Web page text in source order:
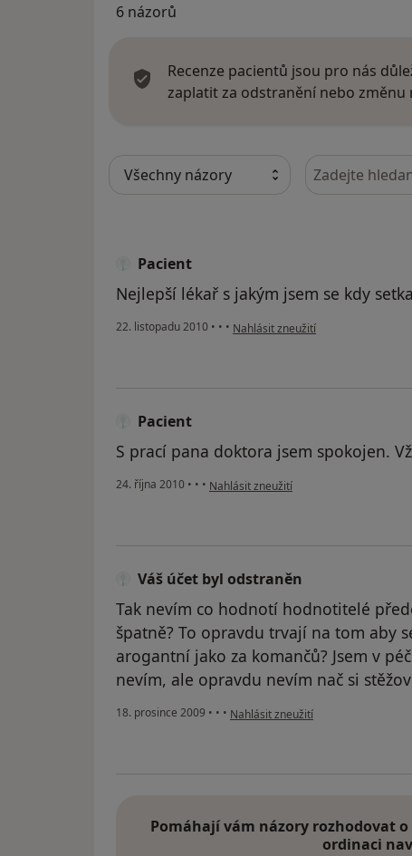
6 názorů
Recenze pacientů jsou pro nás
zaplatit za odstranění nebo změnu
Hledejte v
Pacient
Nejlepší lékař s jakým jsem se kdy
22. listopadu 2010 • • • podle názoru uživatele Pacient
Nahlásit zneužití
Pacient
S prací pana doktora jsem spokojen.
24. října 2010 • • • podle názoru uživatele Pacient
Nahlásit zneužití
Váš účet byl odstraněn
Tak nevím co hodnotí hodnotitelé
špatně? To opravdu trvají na tom aby
arogantní jako za komančů? Jsem v
nevím, ale opravdu nevím nač si
18. prosince 2009 • • • podle názoru uživatele Váš účet byl
Nahlásit zneužití
Pomáhají vám názory rozhodovat
ordinaci